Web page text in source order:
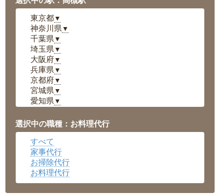
東京都▼
神奈川県 ▼
千葉県 ▼
埼玉県 ▼
大阪府▼
兵庫県 ▼
京都府▼
宮城県 ▼
愛知県 ▼
岡山県▼
広島県▼
沖縄県
選択中の職種：お料理代行
すべて
家事代行
お掃除代行
お料理代行